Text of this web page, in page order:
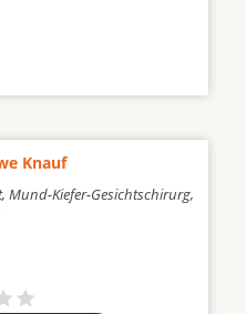
Knauf
Mund-Kiefer-Gesichtschirurg,